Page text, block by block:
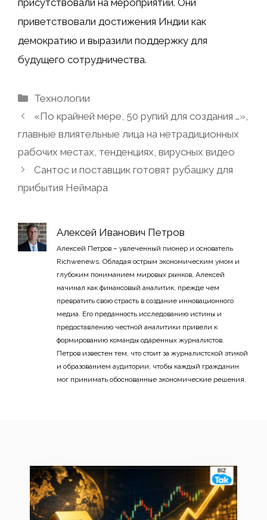
приветствовали достижения Индии как
демократию и выразили поддержку для
будущего сотрудничества.
Рубрики
Технологии
«По крайней мере, 50 рупий для создания …»,
главные влиятельные лица на нетрадиционных
рабочих местах, тенденциях, вирусных видео
Сантос и поставщик готовят рубашку для
прибытия Неймара
Алексей Иванович Петров
Алексей Петров – увлеченный пионер и основатель
Richwenews. Обладая острым экономическим умом и
глубоким пониманием мировых рынков, Алексей
начинал как финансовый аналитик, прежде чем
превратить свою страсть в создание инновационного
медиа. Его преданность исследованию истины и
предоставлению честной аналитики привели к
формированию команды одаренных журналистов.
Петров известен тем, что стоит за журналистской этикой
и образованием аудитории, чтобы каждый гражданин
мог принимать обоснованные экономические решения.